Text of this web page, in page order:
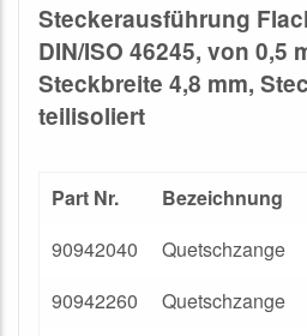
Steckerausführung
DIN/ISO 46245, von 0,5
Steckbreite 4,8 mm,
teilisoliert
Part Nr. Bezeichnung
90942040
Quetschzange
90942260
Quetschzange